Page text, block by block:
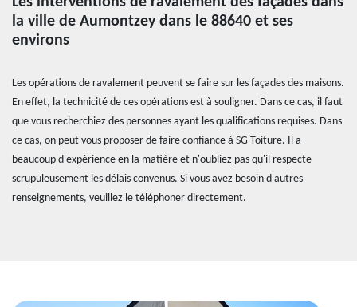
la ville de Aumontzey dans le 88640 et ses
environs
Les opérations de ravalement peuvent se faire sur les façades des maisons.
En effet, la technicité de ces opérations est à souligner. Dans ce cas, il faut
que vous recherchiez des personnes ayant les qualifications requises. Dans
ce cas, on peut vous proposer de faire confiance à SG Toiture. Il a
beaucoup d'expérience en la matière et n'oubliez pas qu'il respecte
scrupuleusement les délais convenus. Si vous avez besoin d'autres
renseignements, veuillez le téléphoner directement.